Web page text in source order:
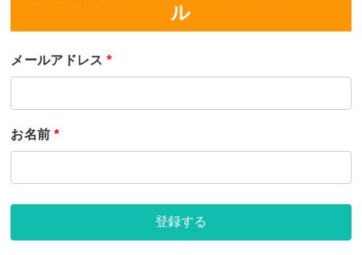
ル
メールアドレス *
お名前 *
登録する